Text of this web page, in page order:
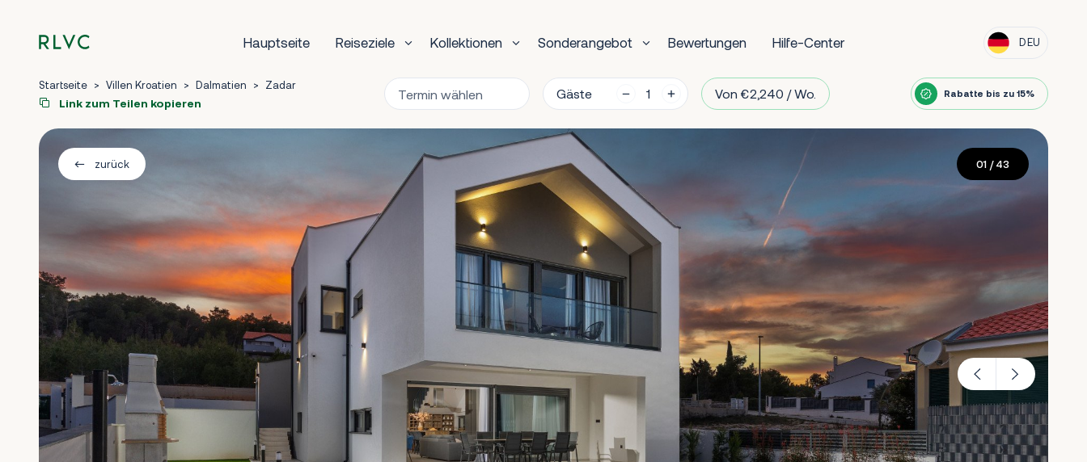
Hauptseite Reiseziele Kollektionen Sonderangebot Bewertungen Hilfe-Center DEU
Startseite > Villen Kroatien > Dalmatien > Zadar
Link zum Teilen kopieren
Gäste Von €2,240 / Wo. Rabatte bis zu 15%
zurück 01 / 43